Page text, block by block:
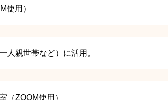
使用）
人親世帯など）に活用。
（ZOOM使用）